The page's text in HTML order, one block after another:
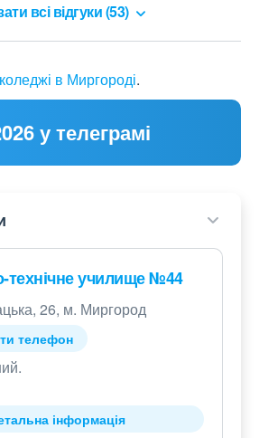
всі відгуки (53)
в Миргороді.
у телеграмі
технічне училище №44
26, м. Миргород
телефон
інформація